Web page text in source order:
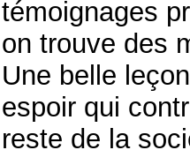
témoignages
on trouve des
Une belle
espoir qui
reste de la